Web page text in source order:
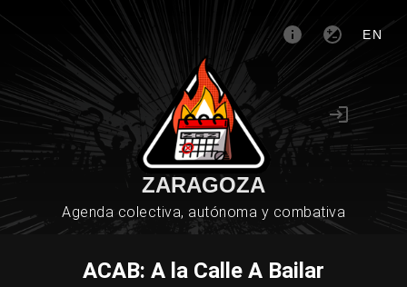
EN
ZARAGOZA
Agenda colectiva, autónoma y combativa
ACAB: A la Calle A Bailar